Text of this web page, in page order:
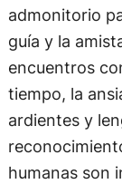
admonitorio
guía y la
encuentros
tiempo, la
ardientes y
humanas son